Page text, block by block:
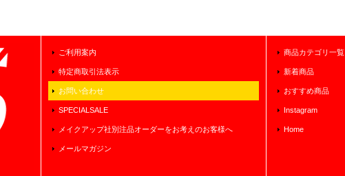
ご利用案内
特定商取引法表示
お問い合わせ
SPECIALSALE
メイクアップ社別注品オーダーをお考えのお客様へ
メールマガジン
商品カテゴリ一覧
新着商品
おすすめ商品
Instagram
Home